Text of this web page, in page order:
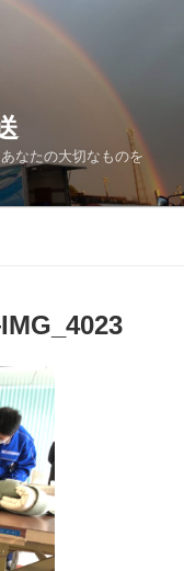
なたの大切なものを